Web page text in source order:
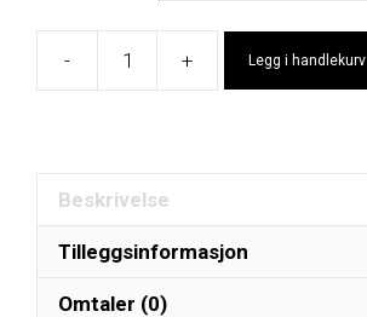
-
Owner
+ Legg i handlekurv
Beskrivelse
Tilleggsinformasjon
Omtaler (0)